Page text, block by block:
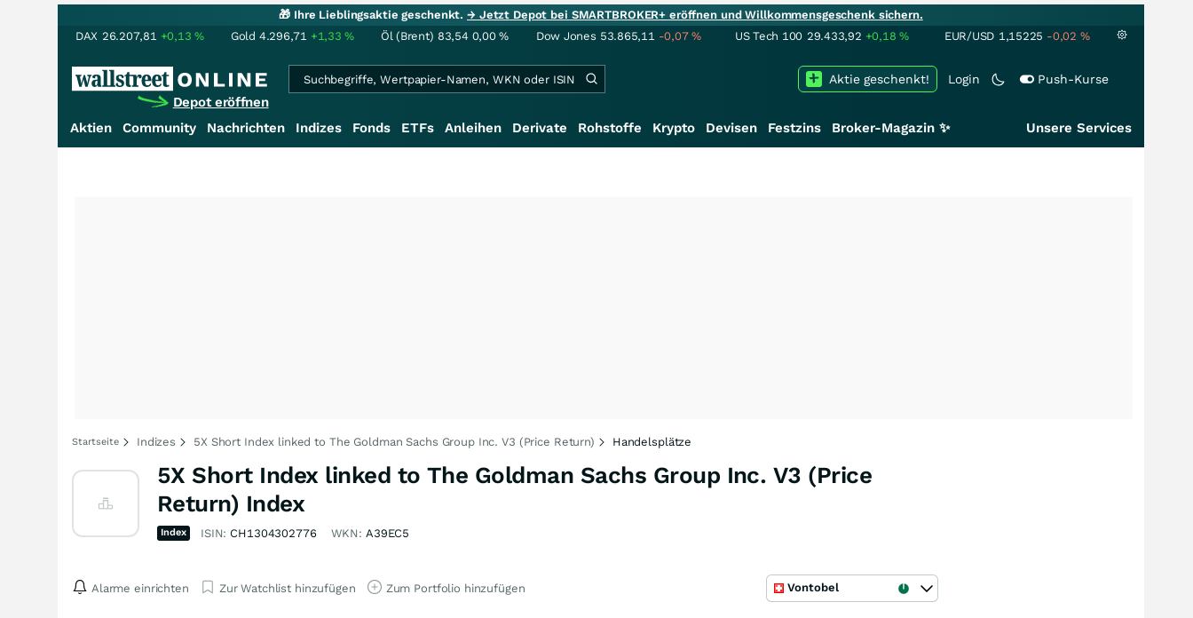
🎁 Ihre Lieblingsaktie geschenkt.→ Jetzt Depot bei SMARTBROKER+ eröffnen und Willkommensgeschenk sichern.
DAX 26.207,81 +0,13% Gold 4.296,71 +1,33% Öl (Brent) 83,54 0,00% Dow Jones 53.865,11 -0,07% US Tech 100 29.433,92 +0,18% EUR/USD 1,15225 -0,02 %
Depot eröffnen
Login Push-Kurse
Aktie geschenkt!
Aktien Community Nachrichten Indizes Fonds ETFs Anleihen Derivate Rohstoffe Krypto Devisen Festzins Broker-Magazin ✨ Unsere Services
Startseite Indizes 5X Short Index linked to The Goldman Sachs Group Inc. V3 (Price Return) Handelsplätze
5X Short Index linked to The Goldman Sachs Group Inc. V3 (Price
Return) Index
Index ISIN: CH1304302776 WKN: A39EC5
Alarme einrichten Zur Watchlist hinzufügen Zum Portfolio hinzufügen Vontobel